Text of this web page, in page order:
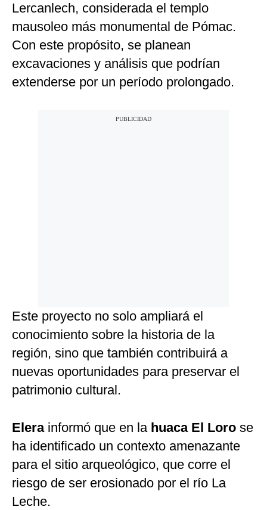
Lercanlech, considerada el templo
mausoleo más monumental de Pómac.
Con este propósito, se planean
excavaciones y análisis que podrían
extenderse por un período prolongado.
Este proyecto no solo ampliará el
conocimiento sobre la historia de la
región, sino que también contribuirá a
nuevas oportunidades para preservar el
patrimonio cultural.
Elera informó que en la huaca El Loro se
ha identificado un contexto amenazante
para el sitio arqueológico, que corre el
riesgo de ser erosionado por el río La
Leche.